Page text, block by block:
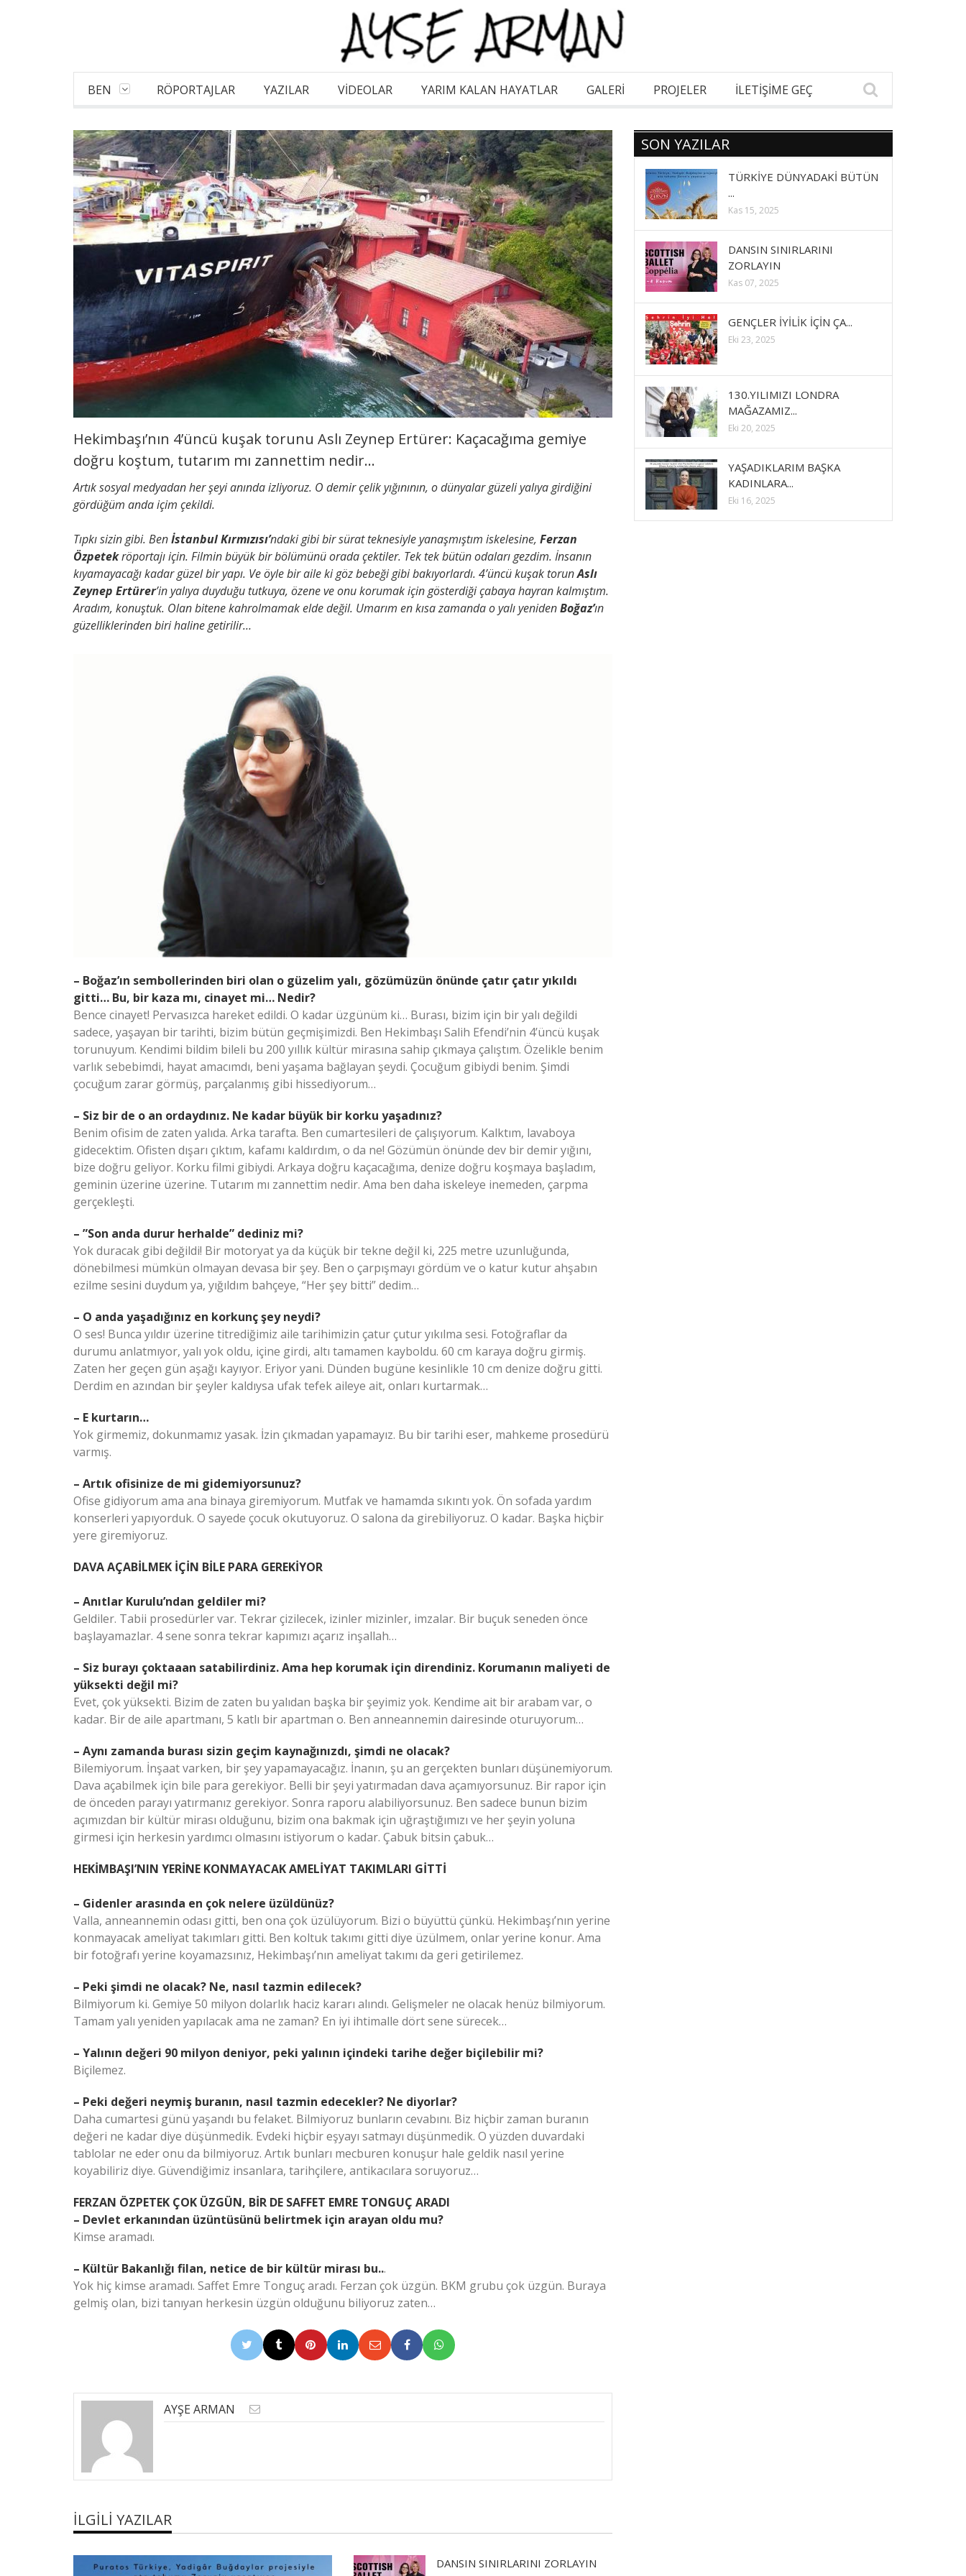
BEN RÖPORTAJLAR YAZILAR VİDEOLAR YARIM KALAN HAYATLAR GALERI PROJELER İLETİŞİME GEÇ
Hekimbaşı’nın 4’üncü kuşak torunu Aslı Zeynep Ertürer: Kaçacağıma gemiye
doğru koştum, tutarım mı zannettim nedir…
Artık sosyal medyadan her şeyi anında izliyoruz. O demir çelik yığınının, o dünyalar güzeli yalıya girdiğini
gördüğüm anda içim çekildi.
Tıpkı sizin gibi. Benİstanbul Kırmızısı’ndaki gibi bir sürat teknesiyle yanaşmıştım iskelesine, Ferzan
Özpetekröportajı için. Filmin büyük bir bölümünü orada çektiler. Tek tek bütün odaları gezdim. İnsanın
kıyamayacağı kadar güzel bir yapı. Ve öyle bir aile ki göz bebeği gibi bakıyorlardı. 4’üncü kuşak torunAslı
Zeynep Ertürer’in yalıya duyduğu tutkuya, özene ve onu korumak için gösterdiği çabaya hayran kalmıştım.
Aradım, konuştuk. Olan bitene kahrolmamak elde değil. Umarım en kısa zamanda o yalı yenidenBoğaz’ın
güzelliklerinden biri haline getirilir…
– Boğaz’ın sembollerinden biri olan o güzelim yalı, gözümüzün önünde çatır çatır yıkıldı
gitti… Bu, bir kaza mı, cinayet mi… Nedir?
Bence cinayet! Pervasızca hareket edildi. O kadar üzgünüm ki… Burası, bizim için bir yalı değildi
sadece, yaşayan bir tarihti, bizim bütün geçmişimizdi. Ben Hekimbaşı Salih Efendi’nin 4’üncü kuşak
torunuyum. Kendimi bildim bileli bu 200 yıllık kültür mirasına sahip çıkmaya çalıştım. Özelikle benim
varlık sebebimdi, hayat amacımdı, beni yaşama bağlayan şeydi. Çocuğum gibiydi benim. Şimdi
çocuğum zarar görmüş, parçalanmış gibi hissediyorum…
– Siz bir de o an ordaydınız. Ne kadar büyük bir korku yaşadınız?
Benim ofisim de zaten yalıda. Arka tarafta. Ben cumartesileri de çalışıyorum. Kalktım, lavaboya
gidecektim. Ofisten dışarı çıktım, kafamı kaldırdım, o da ne! Gözümün önünde dev bir demir yığını,
bize doğru geliyor. Korku filmi gibiydi. Arkaya doğru kaçacağıma, denize doğru koşmaya başladım,
geminin üzerine üzerine. Tutarım mı zannettim nedir. Ama ben daha iskeleye inemeden, çarpma
gerçekleşti.
– ”Son anda durur herhalde” dediniz mi?
Yok duracak gibi değildi! Bir motoryat ya da küçük bir tekne değil ki, 225 metre uzunluğunda,
dönebilmesi mümkün olmayan devasa bir şey. Ben o çarpışmayı gördüm ve o katur kutur ahşabın
ezilme sesini duydum ya, yığıldım bahçeye, “Her şey bitti” dedim…
– O anda yaşadığınız en korkunç şey neydi?
O ses! Bunca yıldır üzerine titrediğimiz aile tarihimizin çatur çutur yıkılma sesi. Fotoğraflar da
durumu anlatmıyor, yalı yok oldu, içine girdi, altı tamamen kayboldu. 60 cm karaya doğru girmiş.
Zaten her geçen gün aşağı kayıyor. Eriyor yani. Dünden bugüne kesinlikle 10 cm denize doğru gitti.
Derdim en azından bir şeyler kaldıysa ufak tefek aileye ait, onları kurtarmak…
– E kurtarın…
Yok girmemiz, dokunmamız yasak. İzin çıkmadan yapamayız. Bu bir tarihi eser, mahkeme prosedürü
varmış.
– Artık ofisinize de mi gidemiyorsunuz?
Ofise gidiyorum ama ana binaya giremiyorum. Mutfak ve hamamda sıkıntı yok. Ön sofada yardım
konserleri yapıyorduk. O sayede çocuk okutuyoruz. O salona da girebiliyoruz. O kadar. Başka hiçbir
yere giremiyoruz.
DAVA AÇABİLMEK İÇİN BİLE PARA GEREKİYOR
– Anıtlar Kurulu’ndan geldiler mi?
Geldiler. Tabii prosedürler var. Tekrar çizilecek, izinler mizinler, imzalar. Bir buçuk seneden önce
başlayamazlar. 4 sene sonra tekrar kapımızı açarız inşallah…
– Siz burayı çoktaaan satabilirdiniz. Ama hep korumak için direndiniz. Korumanın maliyeti de
yüksekti değil mi?
Evet, çok yüksekti. Bizim de zaten bu yalıdan başka bir şeyimiz yok. Kendime ait bir arabam var, o
kadar. Bir de aile apartmanı, 5 katlı bir apartman o. Ben anneannemin dairesinde oturuyorum…
– Aynı zamanda burası sizin geçim kaynağınızdı, şimdi ne olacak?
Bilemiyorum. İnşaat varken, bir şey yapamayacağız. İnanın, şu an gerçekten bunları düşünemiyorum.
Dava açabilmek için bile para gerekiyor. Belli bir şeyi yatırmadan dava açamıyorsunuz. Bir rapor için
de önceden parayı yatırmanız gerekiyor. Sonra raporu alabiliyorsunuz. Ben sadece bunun bizim
açımızdan bir kültür mirası olduğunu, bizim ona bakmak için uğraştığımızı ve her şeyin yoluna
girmesi için herkesin yardımcı olmasını istiyorum o kadar. Çabuk bitsin çabuk…
HEKİMBAŞI’NIN YERİNE KONMAYACAK AMELİYAT TAKIMLARI GİTTİ
– Gidenler arasında en çok nelere üzüldünüz?
Valla, anneannemin odası gitti, ben ona çok üzülüyorum. Bizi o büyüttü çünkü. Hekimbaşı’nın yerine
konmayacak ameliyat takımları gitti. Ben koltuk takımı gitti diye üzülmem, onlar yerine konur. Ama
bir fotoğrafı yerine koyamazsınız, Hekimbaşı’nın ameliyat takımı da geri getirilemez.
– Peki şimdi ne olacak? Ne, nasıl tazmin edilecek?
Bilmiyorum ki. Gemiye 50 milyon dolarlık haciz kararı alındı. Gelişmeler ne olacak henüz bilmiyorum.
Tamam yalı yeniden yapılacak ama ne zaman? En iyi ihtimalle dört sene sürecek…
– Yalının değeri 90 milyon deniyor, peki yalının içindeki tarihe değer biçilebilir mi?
Biçilemez.
– Peki değeri neymiş buranın, nasıl tazmin edecekler? Ne diyorlar?
Daha cumartesi günü yaşandı bu felaket. Bilmiyoruz bunların cevabını. Biz hiçbir zaman buranın
değeri ne kadar diye düşünmedik. Evdeki hiçbir eşyayı satmayı düşünmedik. O yüzden duvardaki
tablolar ne eder onu da bilmiyoruz. Artık bunları mecburen konuşur hale geldik nasıl yerine
koyabiliriz diye. Güvendiğimiz insanlara, tarihçilere, antikacılara soruyoruz…
FERZAN ÖZPETEK ÇOK ÜZGÜN, BİR DE SAFFET EMRE TONGUÇ ARADI
– Devlet erkanından üzüntüsünü belirtmek için arayan oldu mu?
Kimse aramadı.
– Kültür Bakanlığı filan, netice de bir kültür mirası bu...
Yok hiç kimse aramadı. Saffet Emre Tonguç aradı. Ferzan çok üzgün. BKM grubu çok üzgün. Buraya
gelmiş olan, bizi tanıyan herkesin üzgün olduğunu biliyoruz zaten…
AYŞE ARMAN
İLGILI YAZILAR
DANSIN SINIRLARINI ZORLAYIN
SON YAZILAR
TÜRKİYE DÜNYADAKİ BÜTÜN
...
Kas 15, 2025
DANSIN SINIRLARINI
ZORLAYIN
Kas 07, 2025
GENÇLER İYİLİK İÇİN ÇA...
Eki 23, 2025
130.YILIMIZI LONDRA
MAĞAZAMIZ...
Eki 20, 2025
YAŞADIKLARIM BAŞKA
KADINLARA...
Eki 16, 2025